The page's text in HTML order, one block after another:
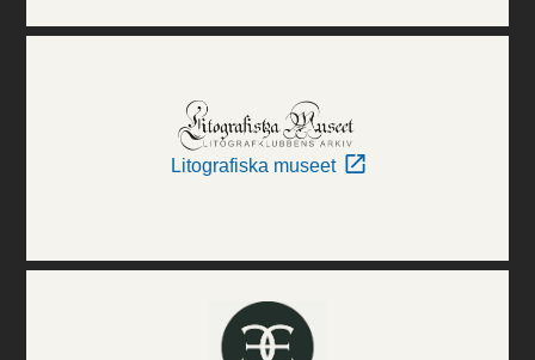
Litografiska museet